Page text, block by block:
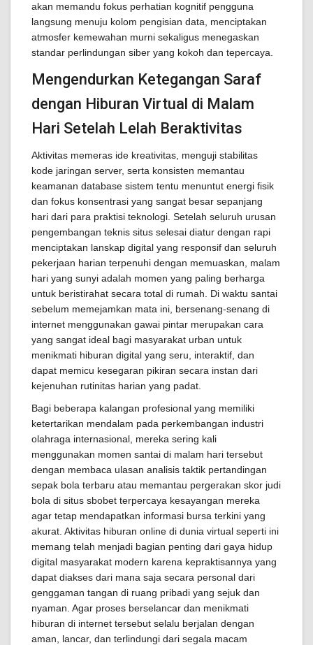
akan memandu fokus perhatian kognitif pengguna
langsung menuju kolom pengisian data, menciptakan
atmosfer kemewahan murni sekaligus menegaskan
standar perlindungan siber yang kokoh dan tepercaya.
Mengendurkan Ketegangan Saraf
dengan Hiburan Virtual di Malam
Hari Setelah Lelah Beraktivitas
Aktivitas memeras ide kreativitas, menguji stabilitas
kode jaringan server, serta konsisten memantau
keamanan database sistem tentu menuntut energi fisik
dan fokus konsentrasi yang sangat besar sepanjang
hari dari para praktisi teknologi. Setelah seluruh urusan
pengembangan teknis situs selesai diatur dengan rapi
menciptakan lanskap digital yang responsif dan seluruh
pekerjaan harian terpenuhi dengan memuaskan, malam
hari yang sunyi adalah momen yang paling berharga
untuk beristirahat secara total di rumah. Di waktu santai
sebelum memejamkan mata ini, bersenang-senang di
internet menggunakan gawai pintar merupakan cara
yang sangat ideal bagi masyarakat urban untuk
menikmati hiburan digital yang seru, interaktif, dan
dapat memicu kesegaran pikiran secara instan dari
kejenuhan rutinitas harian yang padat.
Bagi beberapa kalangan profesional yang memiliki
ketertarikan mendalam pada perkembangan industri
olahraga internasional, mereka sering kali
menggunakan momen santai di malam hari tersebut
dengan membaca ulasan analisis taktik pertandingan
sepak bola terbaru atau memantau pergerakan skor judi
bola di situs sbobet terpercaya kesayangan mereka
agar tetap mendapatkan informasi bursa terkini yang
akurat. Aktivitas hiburan online di dunia virtual seperti ini
memang telah menjadi bagian penting dari gaya hidup
digital masyarakat modern karena kepraktisannya yang
dapat diakses dari mana saja secara personal dari
genggaman tangan di ruang pribadi yang sejuk dan
nyaman. Agar proses berselancar dan menikmati
hiburan di internet tersebut selalu berjalan dengan
aman, lancar, dan terlindungi dari segala macam